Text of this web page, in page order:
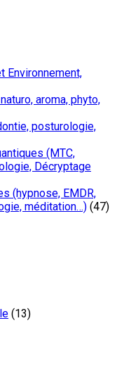
Environnement,
aroma, phyto,
posturologie,
(MTC,
Décryptage
(hypnose, EMDR,
méditation…) (47)
(13)